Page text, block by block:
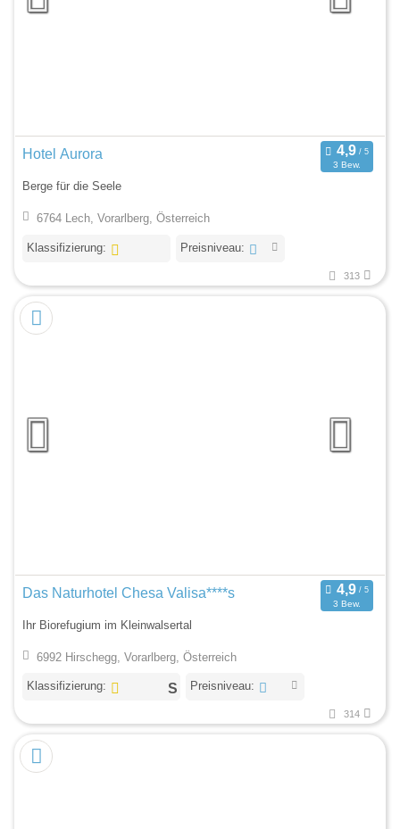
Hotel Aurora
3 Bew.
Berge für die Seele
6764 Lech, Vorarlberg, Österreich
Klassifizierung: Preisniveau:
313
Das Naturhotel Chesa Valisa****s
3 Bew.
Ihr Biorefugium im Kleinwalsertal
6992 Hirschegg, Vorarlberg, Österreich
Klassifizierung: Preisniveau:
314